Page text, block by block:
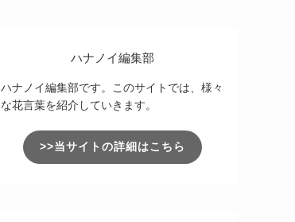
ハナノイ編集部
ハナノイ編集部です。このサイトでは、様々
な花言葉を紹介していきます。
>>当サイトの詳細はこちら